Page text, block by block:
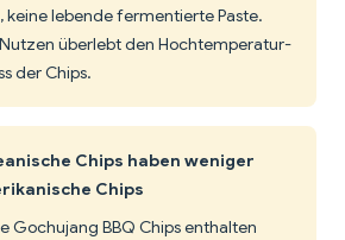
keine lebende fermentierte Paste.
überlebt den Hochtemperatur-
der Chips.
Chips haben weniger
Chips
Gochujang BBQ Chips enthalten